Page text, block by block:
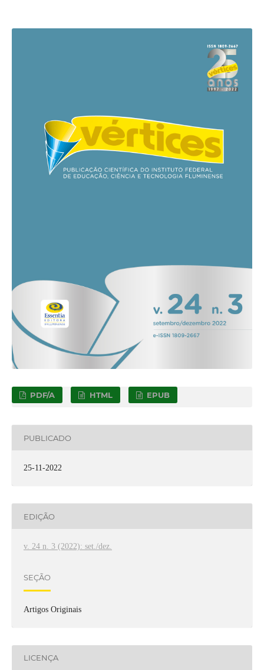
PDF/A HTML EPUB
PUBLICADO
25-11-2022
EDIÇÃO
v. 24 n. 3 (2022): set./dez.
SEÇÃO
Artigos Originais
LICENÇA